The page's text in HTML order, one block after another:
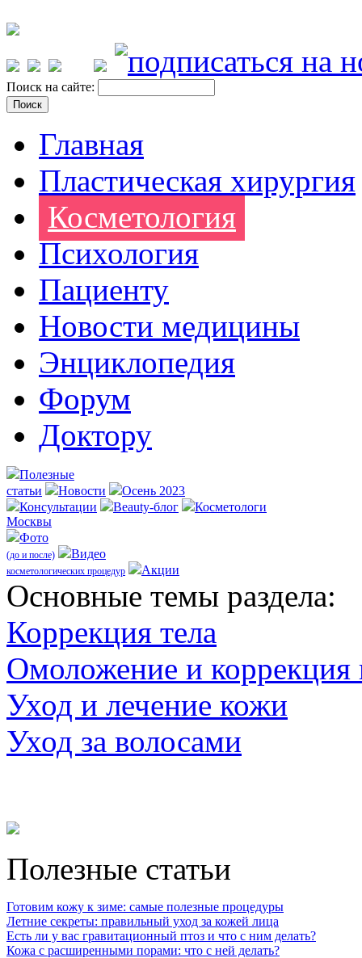
Поиск на сайте:
Главная
Пластическая хирургия
Косметология
Психология
Пациенту
Новости медицины
Энциклопедия
Форум
Доктору
Полезные
статьи
Новости
Осень 2023
Консультации
Beauty-блог
Косметологи
Москвы
Фото
(до и после) Видео
косметологических процедур Акции
Оcновные темы раздела:
Коррекция тела
Омоложение и коррекция
Уход и лечение кожи
Уход за волосами
Полезные статьи
Готовим кожу к зиме: самые полезные процедуры
Летние секреты: правильный уход за кожей лица
Есть ли у вас гравитационный птоз и что с ним делать?
Кожа с расширенными порами: что с ней делать?